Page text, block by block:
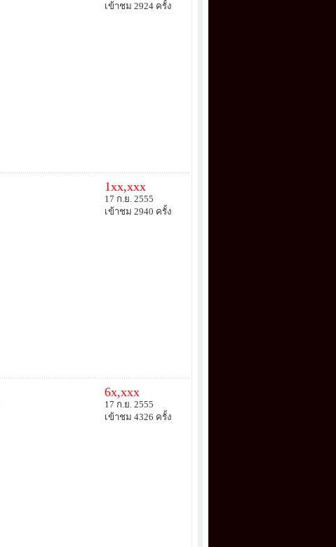
เข้าชม 2924 ครั้ง
1xx,xxx
17 ก.ย. 2555
เข้าชม 2940 ครั้ง
6x,xxx
17 ก.ย. 2555
เข้าชม 4326 ครั้ง